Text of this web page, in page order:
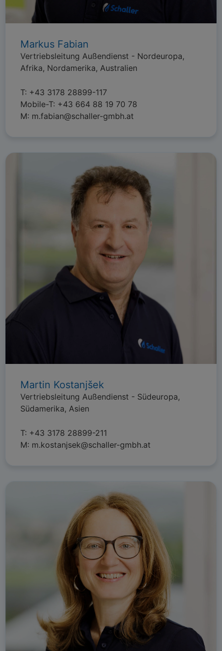
Markus Fabian
Vertriebsleitung Außendienst - Nordeuropa,
Afrika, Nordamerika, Australien
T: +43 3178 28899-117
Mobile-T: +43 664 88 19 70 78
M: m.fabian@schaller-gmbh.at
Martin Kostanjšek
Vertriebsleitung Außendienst - Südeuropa,
Südamerika, Asien
T: +43 3178 28899-211
M: m.kostanjsek@schaller-gmbh.at